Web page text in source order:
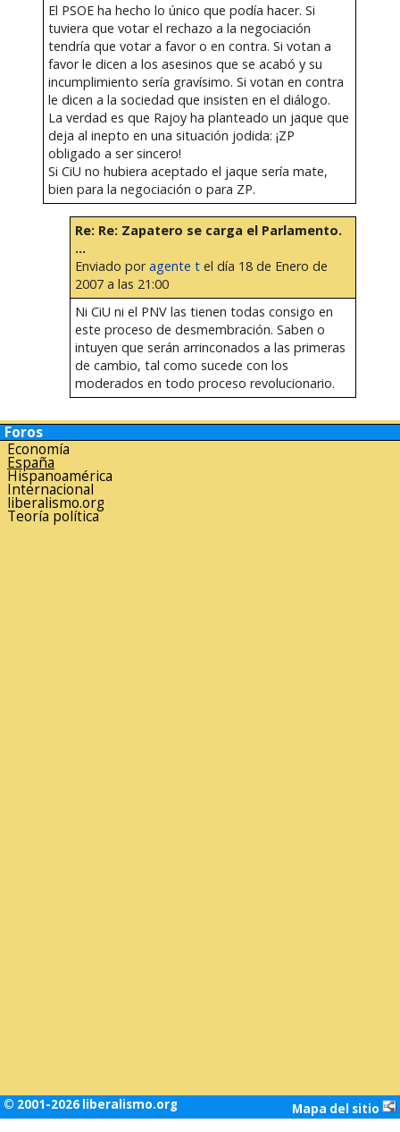
El PSOE ha hecho lo único que podía hacer. Si
tuviera que votar el rechazo a la negociación
tendría que votar a favor o en contra. Si votan a
favor le dicen a los asesinos que se acabó y su
incumplimiento sería gravísimo. Si votan en contra
le dicen a la sociedad que insisten en el diálogo.
La verdad es que Rajoy ha planteado un jaque que
deja al inepto en una situación jodida: ¡ZP
obligado a ser sincero!
Si CiU no hubiera aceptado el jaque sería mate,
bien para la negociación o para ZP.
Re: Re: Zapatero se carga el Parlamento.
...
Enviado poragente tel día 18 de Enero de
2007 a las 21:00
Ni CiU ni el PNV las tienen todas consigo en
este proceso de desmembración. Saben o
intuyen que serán arrinconados a las primeras
de cambio, tal como sucede con los
moderados en todo proceso revolucionario.
Foros
Economía
España
Hispanoamérica
Internacional
liberalismo.org
Teoría política
© 2001-2026 liberalismo.org Mapa del sitio